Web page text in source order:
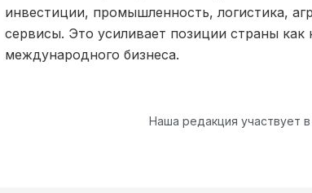
инвестиции, промышленность, логистика,
сервисы. Это усиливает позиции страны
международного бизнеса.
Наша редакция участвует